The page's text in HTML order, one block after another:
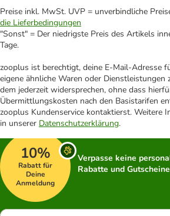
Preise inkl. MwSt. UVP = unverbindliche
die Lieferbedingungen
"Sonst" = Der niedrigste Preis des Artikels
Tage.
zooplus ist berechtigt, deine E-Mail-Adresse
eigene ähnliche Waren oder Dienstleistungen
dem jederzeit widersprechen, ohne dass
Übermittlungskosten nach den Basistarifen
zooplus Kundenservice kontaktierst. Weitere
in unserer Datenschutzerklärung.
10%
Rabatt für
Deine
Anmeldung
Verpasse keine
Rabatte und